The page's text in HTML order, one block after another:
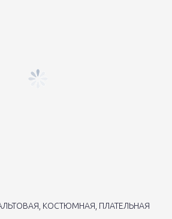
КОСТЮМНАЯ, ПЛАТЕЛЬНАЯ